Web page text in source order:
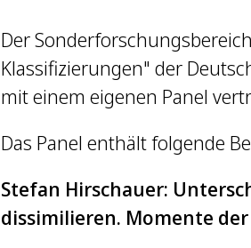
Der
Klassifizierungen" der
mit einem eigenen Panel
Das Panel enthält folgende
Stefan Hirschauer:
dissimilieren. Momente